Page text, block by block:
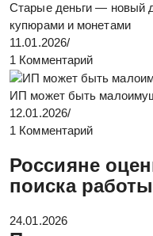
Старые деньги — новый
купюрами и монетами
11.01.2026/
1 Комментарий
ИП может быть
12.01.2026/
1 Комментарий
Россияне
поиска работы
24.01.2026